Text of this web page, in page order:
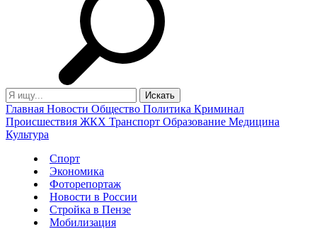
Главная Новости Общество Политика Криминал
Происшествия ЖКХ Транспорт Образование Медицина
Культура
Спорт
Экономика
Фоторепортаж
Новости в России
Стройка в Пензе
Мобилизация